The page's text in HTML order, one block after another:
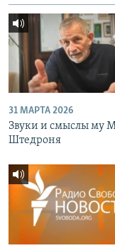
31 МАРТА 2026
Звуки и смыслы му
Штедроня